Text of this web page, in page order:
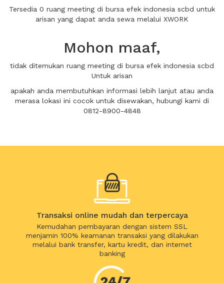
Tersedia 0 ruang meeting di bursa efek indonesia scbd untuk
arisan yang dapat anda sewa melalui XWORK
Mohon maaf,
tidak ditemukan ruang meeting di bursa efek indonesia scbd
Untuk arisan
apakah anda membutuhkan informasi lebih lanjut atau anda
merasa lokasi ini cocok untuk disewakan, hubungi kami di
0812-8900-4848
Transaksi online mudah dan terpercaya
Kemudahan pembayaran dengan sistem SSL
menjamin 100% keamanan transaksi yang dilakukan
melalui bank transfer, kartu kredit, dan internet
banking